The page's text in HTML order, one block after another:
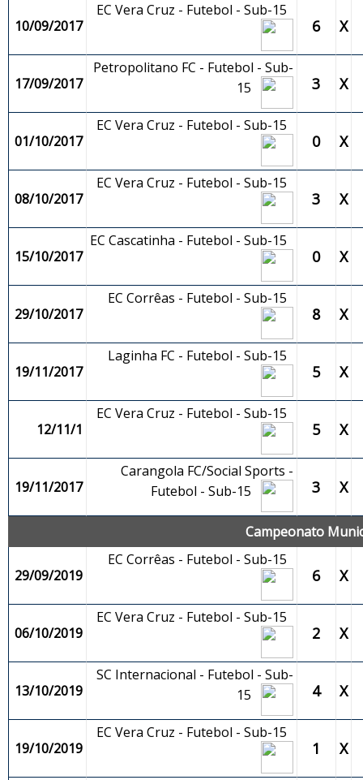
10/09/2017
EC Vera Cruz - Futebol - Sub-15
6 X
17/09/2017
Petropolitano FC - Futebol - Sub-
15
3 X
01/10/2017
EC Vera Cruz - Futebol - Sub-15
0 X
08/10/2017
EC Vera Cruz - Futebol - Sub-15
3 X
15/10/2017
EC Cascatinha - Futebol - Sub-15
0 X
29/10/2017
EC Corrêas - Futebol - Sub-15
8 X
19/11/2017
Laginha FC - Futebol - Sub-15
5 X
12/11/1
EC Vera Cruz - Futebol - Sub-15
5 X
19/11/2017
Carangola FC/Social Sports -
Futebol - Sub-15
3 X
Campeonato
29/09/2019
EC Corrêas - Futebol - Sub-15
6 X
06/10/2019
EC Vera Cruz - Futebol - Sub-15
2 X
13/10/2019
SC Internacional - Futebol - Sub-
15
4 X
19/10/2019
EC Vera Cruz - Futebol - Sub-15
1 X